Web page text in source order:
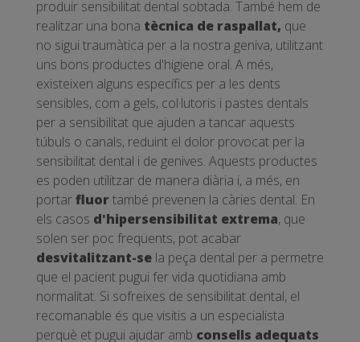
produir sensibilitat dental sobtada. També hem de
realitzar una bona tècnica de raspallat, que
no sigui traumàtica per a la nostra geniva, utilitzant
uns bons productes d'higiene oral. A més,
existeixen alguns específics per a les dents
sensibles, com a gels, col·lutoris i pastes dentals
per a sensibilitat que ajuden a tancar aquests
túbuls o canals, reduint el dolor provocat per la
sensibilitat dental i de genives. Aquests productes
es poden utilitzar de manera diària i, a més, en
portarfluor també prevenen la càries dental. En
els casos d'hipersensibilitat extrema, que
solen ser poc freqüents, pot acabar
desvitalitzant-se la peça dental per a permetre
que el pacient pugui fer vida quotidiana amb
normalitat. Si sofreixes de sensibilitat dental, el
recomanable és que visitis a un especialista
perquè et pugui ajudar amb consells adequats